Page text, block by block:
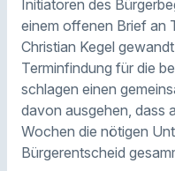
Initiatoren des
einem offenen Brief an
Christian Kegel
Terminfindung für die
schlagen einen
davon ausgehen, dass
Wochen die nötigen
Bürgerentscheid